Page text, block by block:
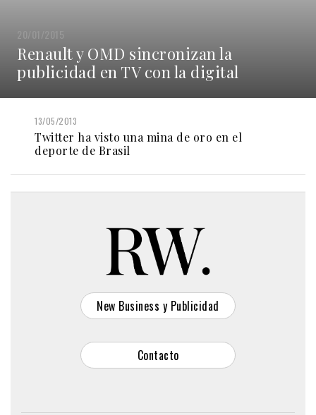
Renault y OMD sincronizan la
publicidad en TV con la digital
13/05/2013
Twitter ha visto una mina de oro en el
deporte de Brasil
New Business y Publicidad
Contacto